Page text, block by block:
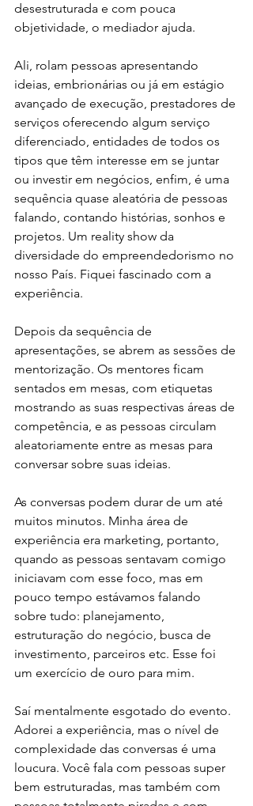
desestruturada e com pouca
objetividade, o mediador ajuda.
Ali, rolam pessoas apresentando
ideias, embrionárias ou já em estágio
avançado de execução, prestadores de
serviços oferecendo algum serviço
diferenciado, entidades de todos os
tipos que têm interesse em se juntar
ou investir em negócios, enfim, é uma
sequência quase aleatória de pessoas
falando, contando histórias, sonhos e
projetos. Um reality show da
diversidade do empreendedorismo no
nosso País. Fiquei fascinado com a
experiência.
Depois da sequência de
apresentações, se abrem as sessões de
mentorização. Os mentores ficam
sentados em mesas, com etiquetas
mostrando as suas respectivas áreas de
competência, e as pessoas circulam
aleatoriamente entre as mesas para
conversar sobre suas ideias.
As conversas podem durar de um até
muitos minutos. Minha área de
experiência era marketing, portanto,
quando as pessoas sentavam comigo
iniciavam com esse foco, mas em
pouco tempo estávamos falando
sobre tudo: planejamento,
estruturação do negócio, busca de
investimento, parceiros etc. Esse foi
um exercício de ouro para mim.
Saí mentalmente esgotado do evento.
Adorei a experiência, mas o nível de
complexidade das conversas é uma
loucura. Você fala com pessoas super
bem estruturadas, mas também com